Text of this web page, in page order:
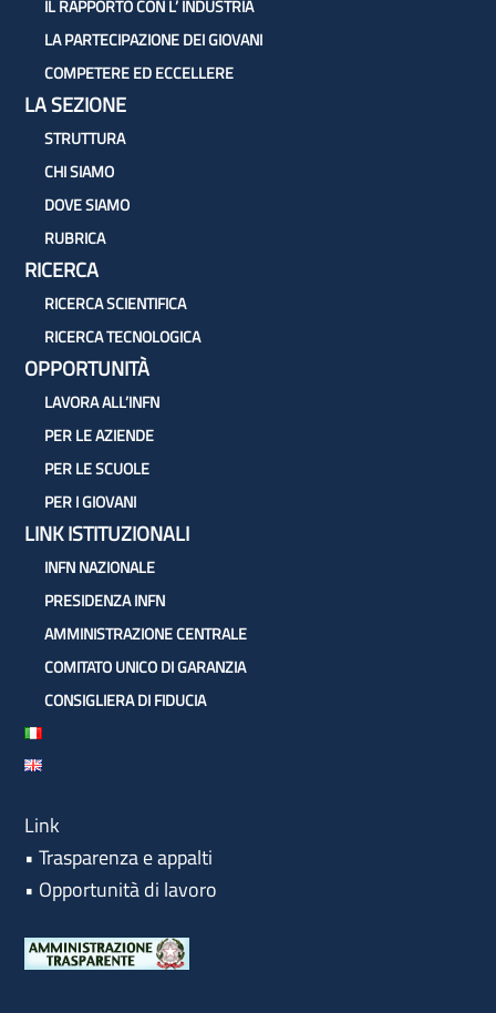
IL RAPPORTO CON L’ INDUSTRIA
LA PARTECIPAZIONE DEI GIOVANI
COMPETERE ED ECCELLERE
LA SEZIONE
STRUTTURA
CHI SIAMO
DOVE SIAMO
RUBRICA
RICERCA
RICERCA SCIENTIFICA
RICERCA TECNOLOGICA
OPPORTUNITÀ
LAVORA ALL’INFN
PER LE AZIENDE
PER LE SCUOLE
PER I GIOVANI
LINK ISTITUZIONALI
INFN NAZIONALE
PRESIDENZA INFN
AMMINISTRAZIONE CENTRALE
COMITATO UNICO DI GARANZIA
CONSIGLIERA DI FIDUCIA
Link
•Trasparenza e appalti
• Opportunità di lavoro